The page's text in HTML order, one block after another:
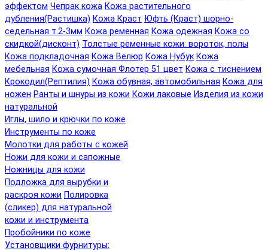
эффектом Чепрак кожа Кожа растительного
дубления(Растишка) Кожа Краст Юфть (Краст) шорно-
седельная т.2-3мм Кожа ременная Кожа одежная Кожа со
скидкой(дисконт) Толстые ременные кожи: вороток, полы
Кожа подкладочная Кожа Велюр Кожа Нубук Кожа
мебельная Кожа сумочная Флотер 51 цвет Кожа с тиснением
Крокодил(Рептилия) Кожа обувная, автомобильная Кожа для
ножен Ранты и шнуры из кожи Кожи лаковые Изделия из кожи
натуральной
Иглы, шило и крючки по коже
Инструменты по коже
Молотки для работы с кожей
Ножи для кожи и сапожные
Ножницы для кожи
Подложка для вырубки и
раскроя кожи Полировка
(сликер) для натуральной
кожи и инструмента
Пробойники по коже
Установщики фурнитуры: